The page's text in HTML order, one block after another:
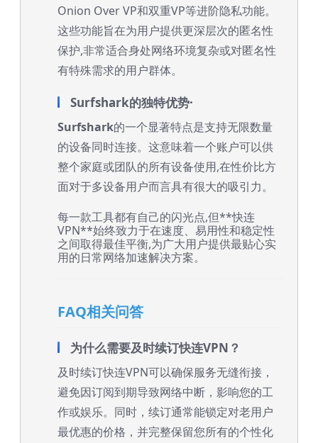
Onion Over VP和双重VP等进阶隐私功能。
这些功能旨在为用户提供更深层次的匿名性
保护,非常适合身处网络环境复杂或对匿名性
有特殊需求的用户群体。
Surfshark的独特优势·
Surfshark的一个显著特点是支持无限数量
的设备同时连接。这意味着一个账户可以供
整个家庭或团队的所有设备使用,在性价比方
面对于多设备用户而言具有很大的吸引力。
每一款工具都有自己的闪光点,但**快连
VPN**始终致力于在速度、易用性和稳定性
之间取得最佳平衡,为广大用户提供最贴心实
用的日常网络加速解决方案。
FAQ相关问答
为什么需要及时续订快连VPN？
及时续订快连VPN可以确保服务无缝衔接，
避免因订阅到期导致网络中断，影响您的工
作或娱乐。同时，续订通常能锁定对老用户
最优惠的价格，并完整保留您所有的个性化